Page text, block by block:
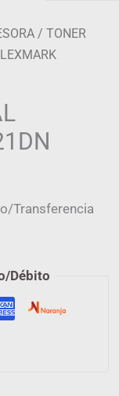
/ TONER
Transferencia
Débito